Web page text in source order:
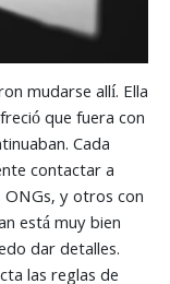
mudarse allí. Ella
que fuera con
Cada
contactar a
y otros con
está muy bien
dar detalles.
las reglas de